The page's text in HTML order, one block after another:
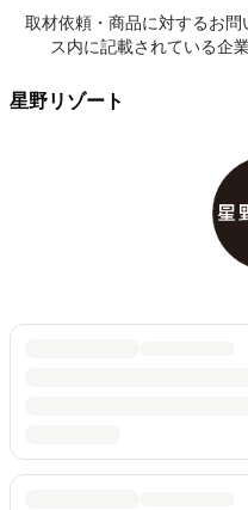
取材依頼・商品に対するお
ス内に記載されている企
星野リゾート